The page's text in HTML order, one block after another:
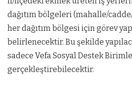
dağıtım bölgeleri (mahalle/
her dağıtım bölgesi için görev
belirlenecektir. Bu şekilde
sadece Vefa Sosyal Destek
gerçekleştirebilecektir.